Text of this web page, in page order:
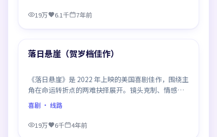
19万 6.1千 7年前
热门
落日悬崖（贺岁档佳作）
《落日悬崖》是 2022 年上映的美国喜剧佳作，围绕主
角在命运转折点的两难抉择展开。镜头克制、情感浓
烈，伏笔层层铺陈，结尾出人意料，是同类题材中口
碑回潮的一部。
喜剧 · 线路
19万 6千
4年前